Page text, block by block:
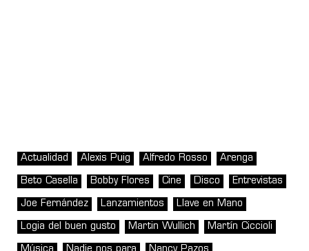
Actualidad Alexis Puig Alfredo Rosso Arenga
Beto Casella Bobby Flores Cine Disco Entrevistas
Joe Fernández Lanzamientos Llave en Mano
Logia del buen gusto Martin Wullich Martín Ciccioli